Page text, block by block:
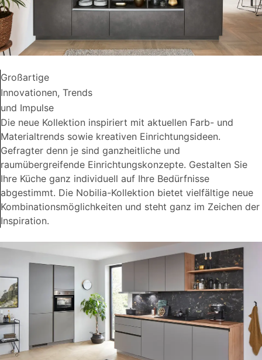
Großartige
Innovationen, Trends
und Impulse
Die neue Kollektion inspiriert mit aktuellen Farb- und
Materialtrends sowie kreativen Einrichtungsideen.
Gefragter denn je sind ganzheitliche und
raumübergreifende Einrichtungskonzepte. Gestalten Sie
Ihre Küche ganz individuell auf Ihre Bedürfnisse
abgestimmt. Die Nobilia-Kollektion bietet vielfältige neue
Kombinationsmöglichkeiten und steht ganz im Zeichen der
Inspiration.